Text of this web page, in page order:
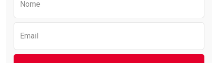
Nome
Email